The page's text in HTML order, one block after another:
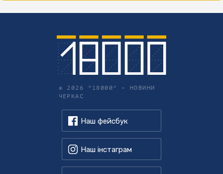
© 2026 "18000" – НОВИНИ
ЧЕРКАС
Наш фейсбук
Наш інстаграм